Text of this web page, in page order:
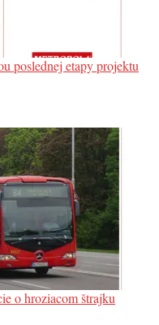
poslednej etapy projektu
o hroziacom štrajku